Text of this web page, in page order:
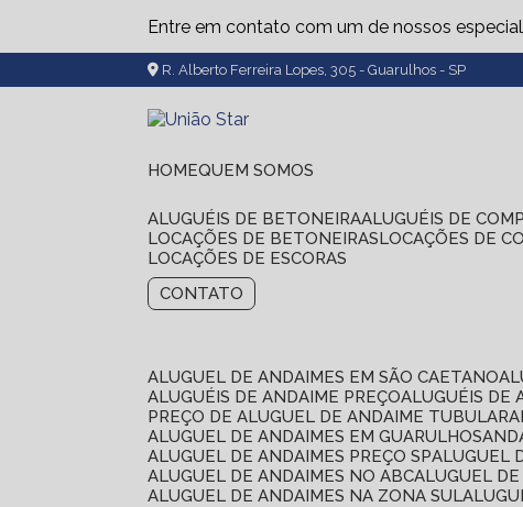
Entre em contato com um de nossos
R. Alberto Ferreira Lopes, 305 - Guarulhos - SP
HOME
QUEM SOMOS
ALUGUÉIS DE BETONEIRA ALUGUÉIS DE
LOCAÇÕES DE BETONEIRAS LOCAÇÕES DE
LOCAÇÕES DE ESCORAS
CONTATO
ALUGUEL DE ANDAIMES EM SÃO CAETANO
ALUGUÉIS DE ANDAIME PREÇO ALUGUÉIS DE
PREÇO DE ALUGUEL DE ANDAIME TUBULAR
ALUGUEL DE ANDAIMES EM GUARULHOS
ALUGUEL DE ANDAIMES PREÇO SP
ALUGUEL DE ANDAIMES NO ABC ALUGUEL
ALUGUEL DE ANDAIMES NA ZONA SUL